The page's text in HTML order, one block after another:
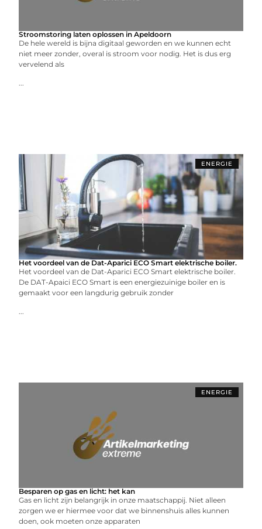
Stroomstoring laten oplossen in Apeldoorn
De hele wereld is bijna digitaal geworden en we kunnen echt
niet meer zonder, overal is stroom voor nodig. Het is dus erg
vervelend als
...
ENERGIE
Het voordeel van de Dat-Aparici ECO Smart elektrische boiler.
Het voordeel van de Dat-Aparici ECO Smart elektrische boiler.
De DAT-Apaici ECO Smart is een energiezuinige boiler en is
gemaakt voor een langdurig gebruik zonder
...
ENERGIE
Besparen op gas en licht: het kan
Gas en licht zijn belangrijk in onze maatschappij. Niet alleen
zorgen we er hiermee voor dat we binnenshuis alles kunnen
doen, ook moeten onze apparaten